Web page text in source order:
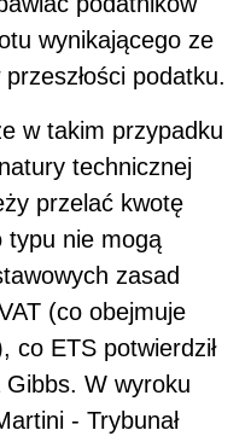
wynikającego ze
podatku.
w takim przypadku
technicznej
przelać kwotę
typu nie mogą
zasad
(co obejmuje
co ETS potwierdził
W wyroku
- Trybunał